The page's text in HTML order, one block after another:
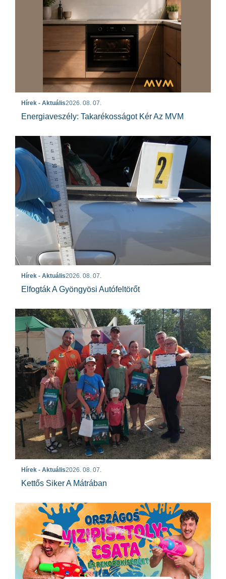
Hírek - Aktuális2026. 08. 07.
Energiaveszély: Takarékosságot Kér Az MVM
Hírek - Aktuális2026. 08. 07.
Elfogták A Gyöngyösi Autófeltörőt
Hírek - Aktuális2026. 08. 07.
Kettős Siker A Mátrában